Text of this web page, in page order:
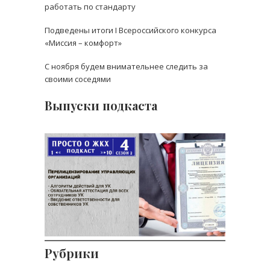
работать по стандарту
Подведены итоги I Всероссийского конкурса
«Миссия – комфорт»
С ноября будем внимательнее следить за
своими соседями
Выпуски подкаста
Перелицензирование
управляющих компаний
В 4 серии второго сезона подкаста
«Просто о ЖКХ» о
Рубрики